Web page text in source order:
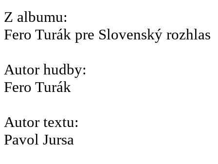
Z albumu:
Fero Turák pre Slovenský rozhlas
Autor hudby:
Fero Turák
Autor textu:
Pavol Jursa